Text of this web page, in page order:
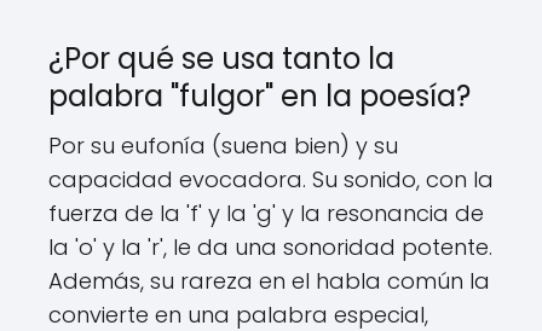
¿Por qué se usa tanto la
palabra "fulgor" en la poesía?
Por su eufonía (suena bien) y su
capacidad evocadora. Su sonido, con la
fuerza de la 'f' y la 'g' y la resonancia de
la 'o' y la 'r', le da una sonoridad potente.
Además, su rareza en el habla común la
convierte en una palabra especial,